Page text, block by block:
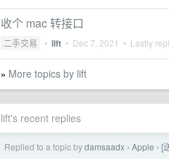
收个 mac 转接口
二手交易 • lift • Dec 7, 2021 • Lastly
» More topics by lift
lift's recent replies
Replied to a topic bydamsaadx › Apple › [